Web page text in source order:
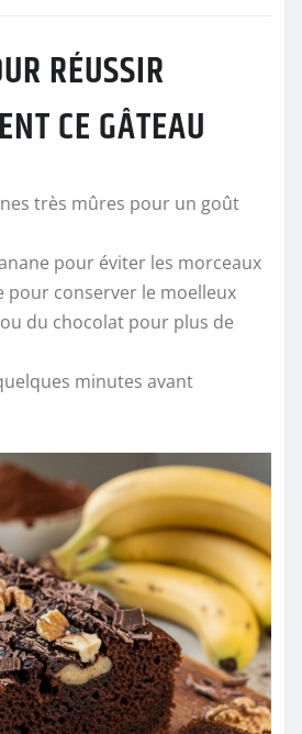
RÉUSSIR
CE GÂTEAU
très mûres pour un goût
pour éviter les morceaux
pour conserver le moelleux
du chocolat pour plus de
minutes avant